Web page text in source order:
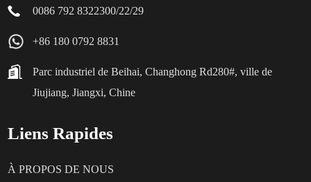
0086 792 8322300/22/29
+86 180 0792 8831
Parc industriel de Beihai, Changhong Rd280#, ville de
Jiujiang, Jiangxi, Chine
Liens Rapides
À PROPOS DE NOUS